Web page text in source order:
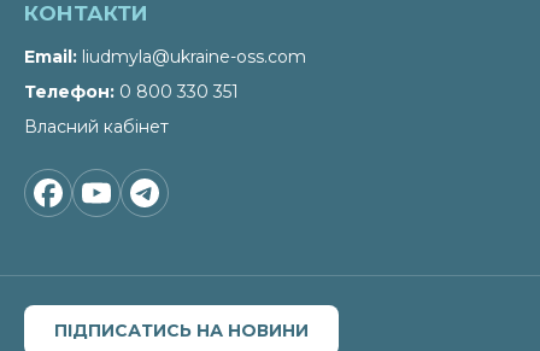
КОНТАКТИ
Email liudmyla@ukraine-oss.com
Телефон 0 800 330 351
Власний кабінет
ПІДПИСАТИСЬ НА НОВИНИ